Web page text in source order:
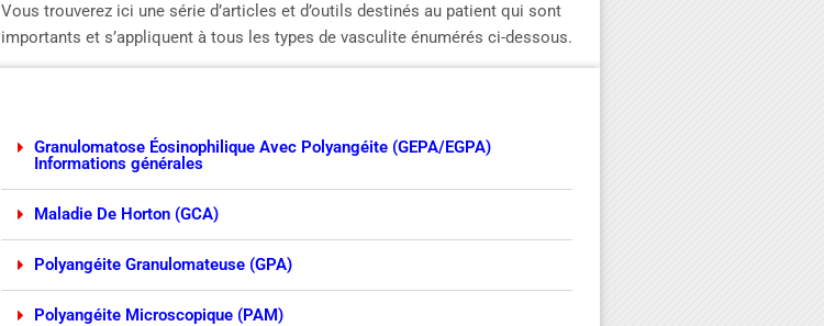
Vous trouverez ici une série d’articles et d’outils destinés au patient qui sont
importants et s’appliquent à tous les types de vasculite énumérés ci-dessous.
Granulomatose Éosinophilique Avec Polyangéite (GEPA/EGPA)
Informations générales
Maladie De Horton (GCA)
Polyangéite Granulomateuse (GPA)
Polyangéite Microscopique (PAM)